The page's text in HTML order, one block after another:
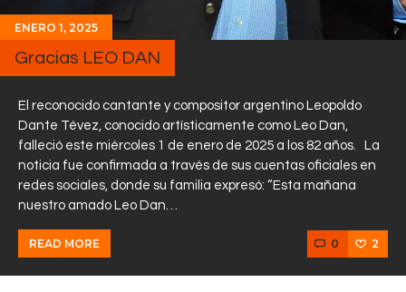
ENERO 1, 2025
Gracias LEO DAN
El reconocido cantante y compositor argentino Leopoldo
Dante Tévez, conocido artísticamente como Leo Dan,
falleció este miércoles 1 de enero de 2025 a los 82 años. La
noticia fue confirmada a través de sus cuentas oficiales en
redes sociales, donde su familia expresó: “Esta mañana
nuestro amado Leo Dan…
READ MORE 0 2